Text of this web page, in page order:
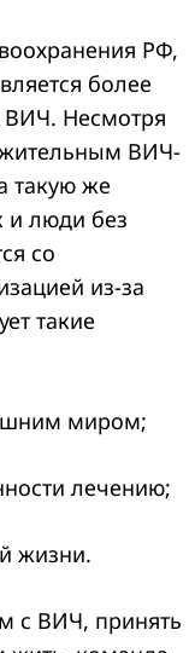
РФ,
более
ВИЧ. Несмотря
ВИЧ-
такую же
и люди без
со
из-за
такие
миром;
лечению;
жизни.
с ВИЧ, принять